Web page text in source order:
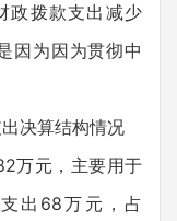
政拨款支出减少
因为因为贯彻中
决算结构情况
元，主要用于
出68万元，占